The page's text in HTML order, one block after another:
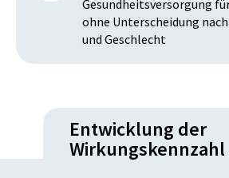
Gesundheitsversorgung
ohne Unterscheidung
und Geschlecht
Entwicklung der
Wirkungskennzahl